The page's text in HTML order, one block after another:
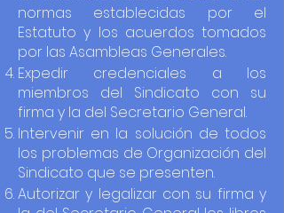
normas establecidas por el
Estatuto y los acuerdos tomados
por las Asambleas Generales.
Expedir credenciales a los
miembros del Sindicato con su
firma y la del Secretario General.
Intervenir en la solución de todos
los problemas de Organización del
Sindicato que se presenten.
Autorizar y legalizar con su firma y